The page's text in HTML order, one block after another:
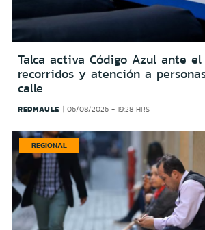
Talca activa Código Azul ante
recorridos y atención a
calle
REDMAULE 06/08/2026 - 19:28 HRS
REGIONAL